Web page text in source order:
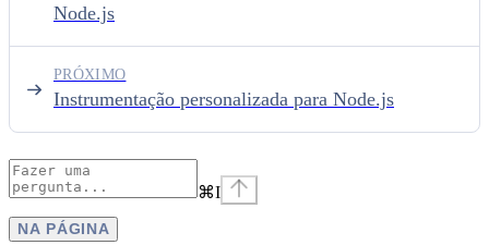
Node.js
Instrumentação personalizada para Node.js
PRÓXIMO
⌘I
NA PÁGINA